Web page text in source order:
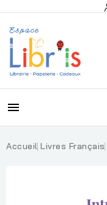

Accueil Livres Français